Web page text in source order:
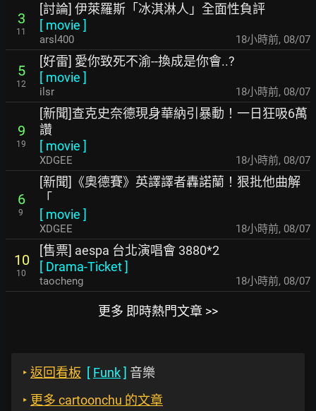
3
11
[討論] 伊萊羅斯「冰淇淋人」全面性負評
[ movie ]
arsl400 18小時前, 08/07
5
12
[好雷] 愛你致死不渝--換成是你會..?
[ movie ]
ilsr 18小時前, 08/07
9
19
[新聞]查克史奈德現身華納引暴動！一日狂吸6萬
讚
[ movie ]
XDGEE 18小時前, 08/07
6
9
[新聞]《奧德賽》英譯譯者轟諾蘭！狠批他曲解
「
[ movie ]
XDGEE 18小時前, 08/07
10
10
[售票] aespa 台北演唱會 3880*2
[ Drama-Ticket]
taocheng 18小時前, 08/07
更多 即時熱門文章 >>
‣ 返回看板 [ Funk] 音樂
‣ 更多 cartoonchu 的文章